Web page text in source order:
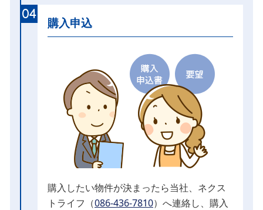
04
購入申込
購入したい物件が決まったら当社、ネクス
トライフ（086-436-7810）へ連絡し、購入